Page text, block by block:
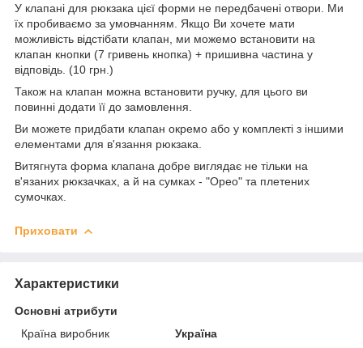
У клапані для рюкзака цієї форми не передбачені отвори. Ми
їх пробиваємо за умовчанням. Якщо Ви хочете мати
можливість відстібати клапан, ми можемо встановити на
клапан кнопки (7 гривень кнопка) + пришивна частина у
відповідь. (10 грн.)
Також на клапан можна встановити ручку, для цього ви
повинні додати її до замовлення.
Ви можете придбати клапан окремо або у комплекті з іншими
елементами для в'язання рюкзака.
Витягнута форма клапана добре виглядає не тільки на
в'язаних рюкзачках, а й на сумках - "Орео" та плетених
сумочках.
Приховати
Характеристики
Основні атрибути
Країна виробник
Україна